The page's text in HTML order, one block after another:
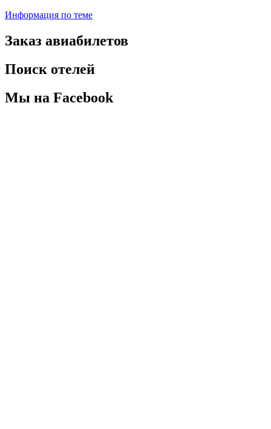
Информация по теме
Заказ авиабилетов
Поиск отелей
Мы на Facebook